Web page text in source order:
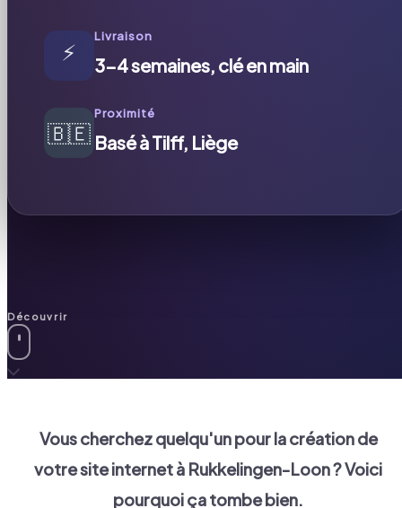
⚡
Livraison
3-4 semaines, clé en main
🇧🇪
Proximité
Basé à Tilff, Liège
Découvrir
Vous cherchez quelqu'un pour la création de
votre site internet à Rukkelingen-Loon? Voici
pourquoi ça tombe bien.